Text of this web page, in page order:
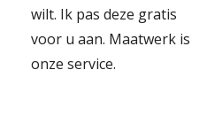
wilt. Ik pas deze gratis
voor u aan. Maatwerk is
onze service.